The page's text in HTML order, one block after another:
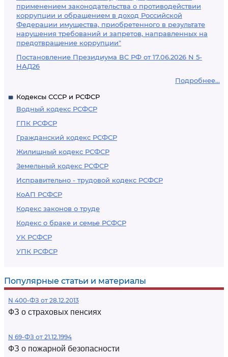
применением законодательства о противодействии
коррупции и обращением в доход Российской
Федерации имущества, приобретенного в результате
нарушения требований и запретов, направленных на
предотвращение коррупции"
Постановление Президиума ВС РФ от 17.06.2026 N 5-
НАД26
Подробнее...
Кодексы СССР и РСФСР
Водный кодекс РСФСР
ГПК РСФСР
Гражданский кодекс РСФСР
Жилищный кодекс РСФСР
Земельный кодекс РСФСР
Исправительно - трудовой кодекс РСФСР
КоАП РСФСР
Кодекс законов о труде
Кодекс о браке и семье РСФСР
УК РСФСР
УПК РСФСР
Популярные статьи и материалы
N 400-ФЗ от 28.12.2013
ФЗ о страховых пенсиях
N 69-ФЗ от 21.12.1994
ФЗ о пожарной безопасности